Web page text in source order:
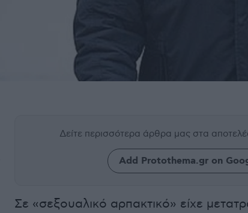
Δείτε περισσότερα άρθρα μας στα
Add Protothema.gr on
Σε «σεξουαλικό αρπακτικό» είχε